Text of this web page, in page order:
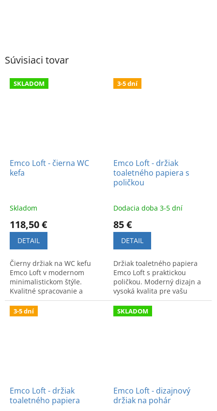
Súvisiaci tovar
SKLADOM
Emco Loft - čierna WC
kefa
Skladom
118,50 €
DETAIL
Čierny držiak na WC kefu
Emco Loft v modernom
minimalistickom štýle.
Kvalitné spracovanie a
funkčný dizajn vhodný do
každého interiéru kúpeľne.
3-5 dní
Emco Loft - držiak
toaletného papiera s
poličkou
Dodacia doba 3-5 dní
85 €
DETAIL
Držiak toaletného papiera
Emco Loft s praktickou
poličkou. Moderný dizajn a
vysoká kvalita pre vašu
kúpeľňu. Štýlový a funkčný
doplnok v luxusnom
prevedení.
3-5 dní
Emco Loft - držiak
toaletného papiera
SKLADOM
Emco Loft - dizajnový
držiak na pohár